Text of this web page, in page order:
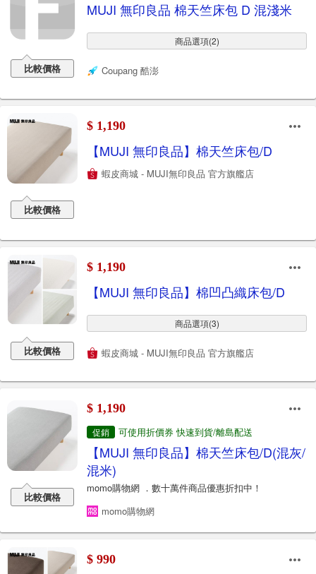
比較價格
MUJI 無印良品 棉天竺床包 D 混淺米
商品選項(2)
Coupang 酷澎
比較價格
$ 1,190
【MUJI 無印良品】棉天竺床包/D
蝦皮商城 - MUJI無印良品 官方旗艦店
比較價格
$ 1,190
【MUJI 無印良品】棉凹凸織床包/D
商品選項(3)
蝦皮商城 - MUJI無印良品 官方旗艦店
比較價格
$ 1,190
促銷 可使用折價券 快速到貨/離島配送
【MUJI 無印良品】棉天竺床包/D(混灰/
混米)
momo購物網 ．數十萬件商品優惠折扣中！
momo購物網
$ 990